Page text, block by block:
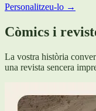
Personalitzeu-lo →
Còmics i
La vostra història
una revista sencera